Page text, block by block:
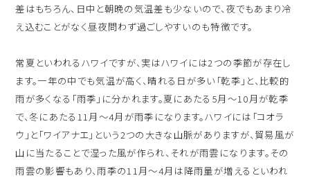
差はもちろん、日中と朝晩の気温差も少ないので、夜でもあまり冷
え込むことがなく昼夜問わず過ごしやすいのも特徴です。
常夏といわれるハワイですが、実はハワイには2つの季節が存在し
ます。一年の中でも気温が高く、晴れる日が多い「乾季」と、比較的
雨が多くなる「雨季」に分かれます。夏にあたる5月〜10月が乾季
で、冬にあたる11月〜4月が雨季になります。ハワイには「コオラ
ウ」と「ワイアナエ」という2つの大きな山脈がありますが、貿易風が
山に当たることで湿った風が作られ、それが雨雲になります。その
雨雲の影響もあり、雨季の11月〜4月は降雨量が増えるといわれ